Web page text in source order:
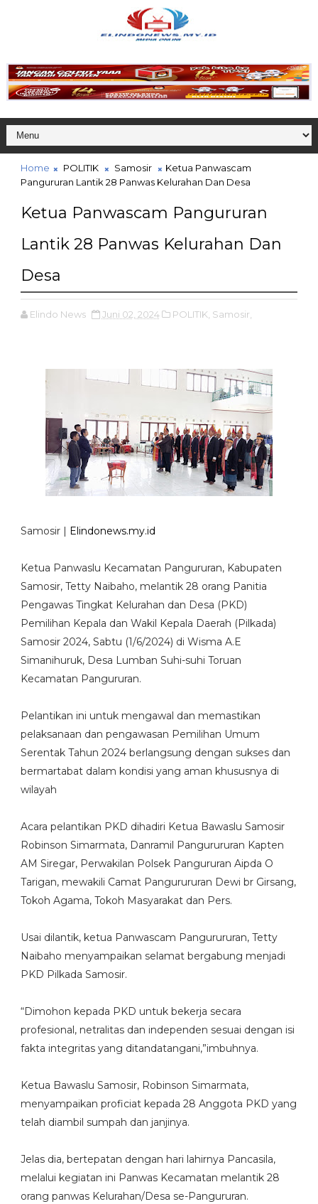
Home POLITIK Samosir
Ketua Panwascam
Pangururan Lantik 28 Panwas Kelurahan Dan Desa
Ketua Panwascam Pangururan
Lantik 28 Panwas Kelurahan Dan
Desa
Elindo News Juni 02, 2024 POLITIK, Samosir,
Samosir | Elindonews.my.id
Ketua Panwaslu Kecamatan Pangururan, Kabupaten
Samosir, Tetty Naibaho, melantik 28 orang Panitia
Pengawas Tingkat Kelurahan dan Desa (PKD)
Pemilihan Kepala dan Wakil Kepala Daerah (Pilkada)
Samosir 2024, Sabtu (1/6/2024) di Wisma A.E
Simanihuruk, Desa Lumban Suhi-suhi Toruan
Kecamatan Pangururan.
Pelantikan ini untuk mengawal dan memastikan
pelaksanaan dan pengawasan Pemilihan Umum
Serentak Tahun 2024 berlangsung dengan sukses dan
bermartabat dalam kondisi yang aman khususnya di
wilayah
Acara pelantikan PKD dihadiri Ketua Bawaslu Samosir
Robinson Simarmata, Danramil Pangurururan Kapten
AM Siregar, Perwakilan Polsek Pangururan Aipda O
Tarigan, mewakili Camat Pangurururan Dewi br Girsang,
Tokoh Agama, Tokoh Masyarakat dan Pers.
Usai dilantik, ketua Panwascam Pangurururan, Tetty
Naibaho menyampaikan selamat bergabung menjadi
PKD Pilkada Samosir.
“Dimohon kepada PKD untuk bekerja secara
profesional, netralitas dan independen sesuai dengan isi
fakta integritas yang ditandatangani,”imbuhnya.
Ketua Bawaslu Samosir, Robinson Simarmata,
menyampaikan proficiat kepada 28 Anggota PKD yang
telah diambil sumpah dan janjinya.
Jelas dia, bertepatan dengan hari lahirnya Pancasila,
melalui kegiatan ini Panwas Kecamatan melantik 28
orang panwas Kelurahan/Desa se-Pangururan.